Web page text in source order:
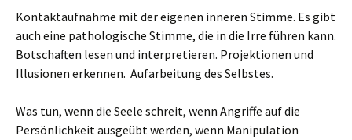
Kontaktaufnahme mit der eigenen inneren Stimme. Es gibt
auch eine pathologische Stimme, die in die Irre führen kann.
Botschaften lesen und interpretieren. Projektionen und
Illusionen erkennen. Aufarbeitung des Selbstes.
Was tun, wenn die Seele schreit, wenn Angriffe auf die
Persönlichkeit ausgeübt werden, wenn Manipulation